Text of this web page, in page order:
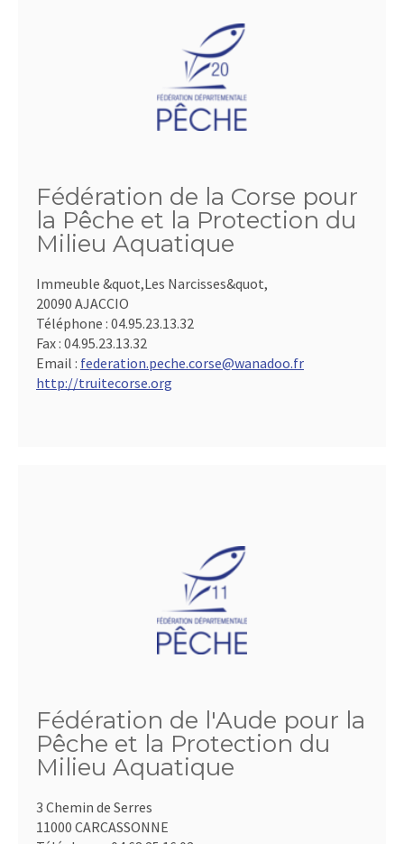
Fédération de la Corse pour
la Pêche et la Protection du
Milieu Aquatique
Immeuble &quot,Les Narcisses&quot,
20090 AJACCIO
Téléphone : 04.95.23.13.32
Fax : 04.95.23.13.32
Email : federation.peche.corse@wanadoo.fr
http://truitecorse.org
Fédération de l'Aude pour la
Pêche et la Protection du
Milieu Aquatique
3 Chemin de Serres
11000 CARCASSONNE